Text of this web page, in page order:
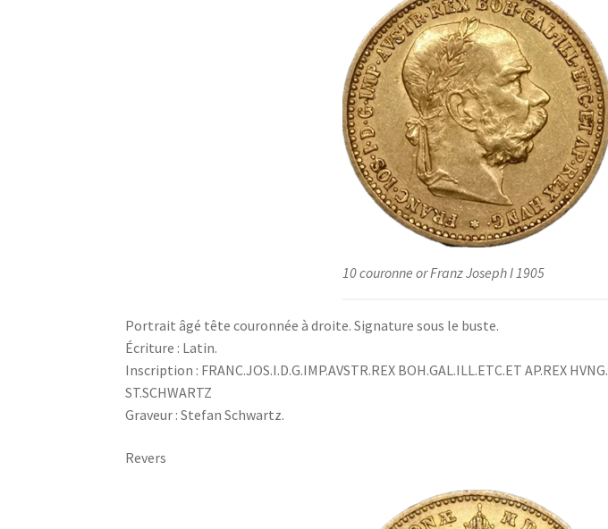
10 couronne or Franz Joseph I 1905
Portrait âgé tête couronnée à droite. Signature sous le buste.
Écriture : Latin.
Inscription : FRANC.JOS.I.D.G.IMP.AVSTR.REX BOH.GAL.ILL.ETC.ET AP.REX HVNG.
ST.SCHWARTZ
Graveur : Stefan Schwartz.
Revers